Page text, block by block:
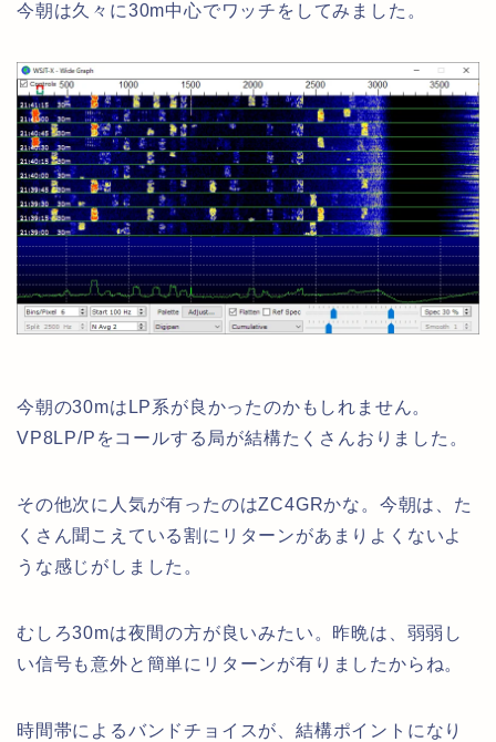
今朝は久々に30m中心でワッチをしてみました。
今朝の30mはLP系が良かったのかもしれません。
VP8LP/Pをコールする局が結構たくさんおりました。
その他次に人気が有ったのはZC4GRかな。今朝は、た
くさん聞こえている割にリターンがあまりよくないよ
うな感じがしました。
むしろ30mは夜間の方が良いみたい。昨晩は、弱弱し
い信号も意外と簡単にリターンが有りましたからね。
時間帯によるバンドチョイスが、結構ポイントになり